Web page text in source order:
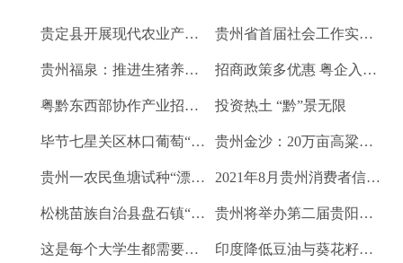
贵定县开展现代农业产业“稻+N”田间示范技术培训 贵州省首届社会工作实务技能大赛启动
贵州福泉：推进生猪养殖现代化 开创产业发展新格局 招商政策多优惠 粤企入黔得实惠
粤黔东西部协作产业招商对接会将于9月8日举行 投资热土 “黔”景无限
毕节七星关区林口葡萄“卖”进羊城 贵州金沙：20万亩高粱、2.67万亩烤烟喜获丰收
贵州一农民鱼塘试种“漂浮水稻”获成功 亩产千斤稻谷 2021年8月贵州消费者信心及健康指数创下新高
松桃苗族自治县盘石镇“三驾马车”拉出人民群众平安幸福生活 贵州将举办第二届贵阳工业博览会
这是每个大学生都需要的1个金融工具 印度降低豆油与葵花籽油进口税以平息价格